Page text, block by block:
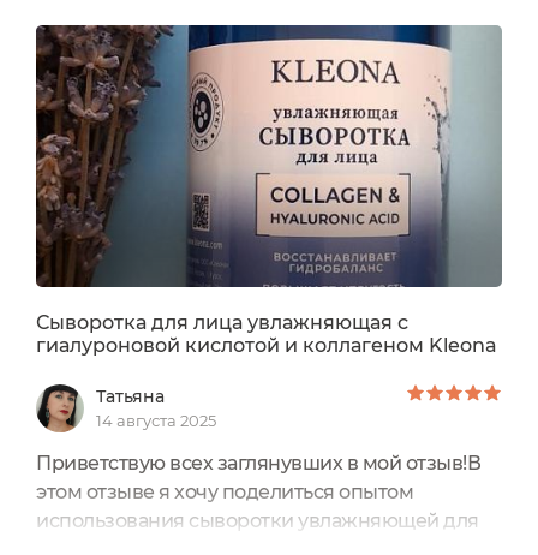
Сыворотка для лица увлажняющая с
гиалуроновой кислотой и коллагеном Kleona
Татьяна
14 августа 2025
Приветствую всех заглянувших в мой отзыв!В
этом отзыве я хочу поделиться опытом
использования сыворотки увлажняющей для